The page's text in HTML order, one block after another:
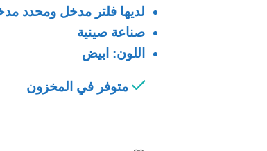
لديها فلتر مدخل ومحدد
صناعة صينية
اللون: ابيض
متوفر في المخزون